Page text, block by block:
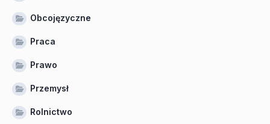
Obcojęzyczne
Praca
Prawo
Przemysł
Rolnictwo